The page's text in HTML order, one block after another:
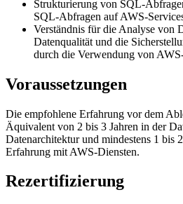
Strukturierung von SQL-
SQL-Abfragen auf AWS-
Verständnis für die Analyse von
Datenqualität und die
durch die Verwendung von
Voraussetzungen
Die empfohlene Erfahrung vor dem
Äquivalent von 2 bis 3 Jahren in der
Datenarchitektur und mindestens 1 bis
Erfahrung mit AWS-Diensten.
Rezertifizierung